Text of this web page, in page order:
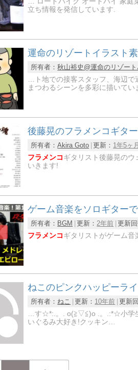
立ち情報を発信しています.
運命のリゾートイラスト
所有者：秋山裕史@運命のリゾー
…ト地での接客スタッフ、海辺で
まつわるシーンを多彩に描いて
後藤晃のフラメンコギタ
所有者：Akira Goto 更新： 1年5ヶ
フラメンコ ギタリスト後藤晃のウ
いきます!
ゲーム音楽をソロギター
所有者： BGM 更新：2年前 更新
フラメンコ ギタリストがゲーム音
ねこのピンクハッピーラ
所有者：ねこ 更新： 10年前 更新
…す☆*:.。. o(≧▽≦)o .。.:*☆小学
いぐるみ大好き!クッキン…